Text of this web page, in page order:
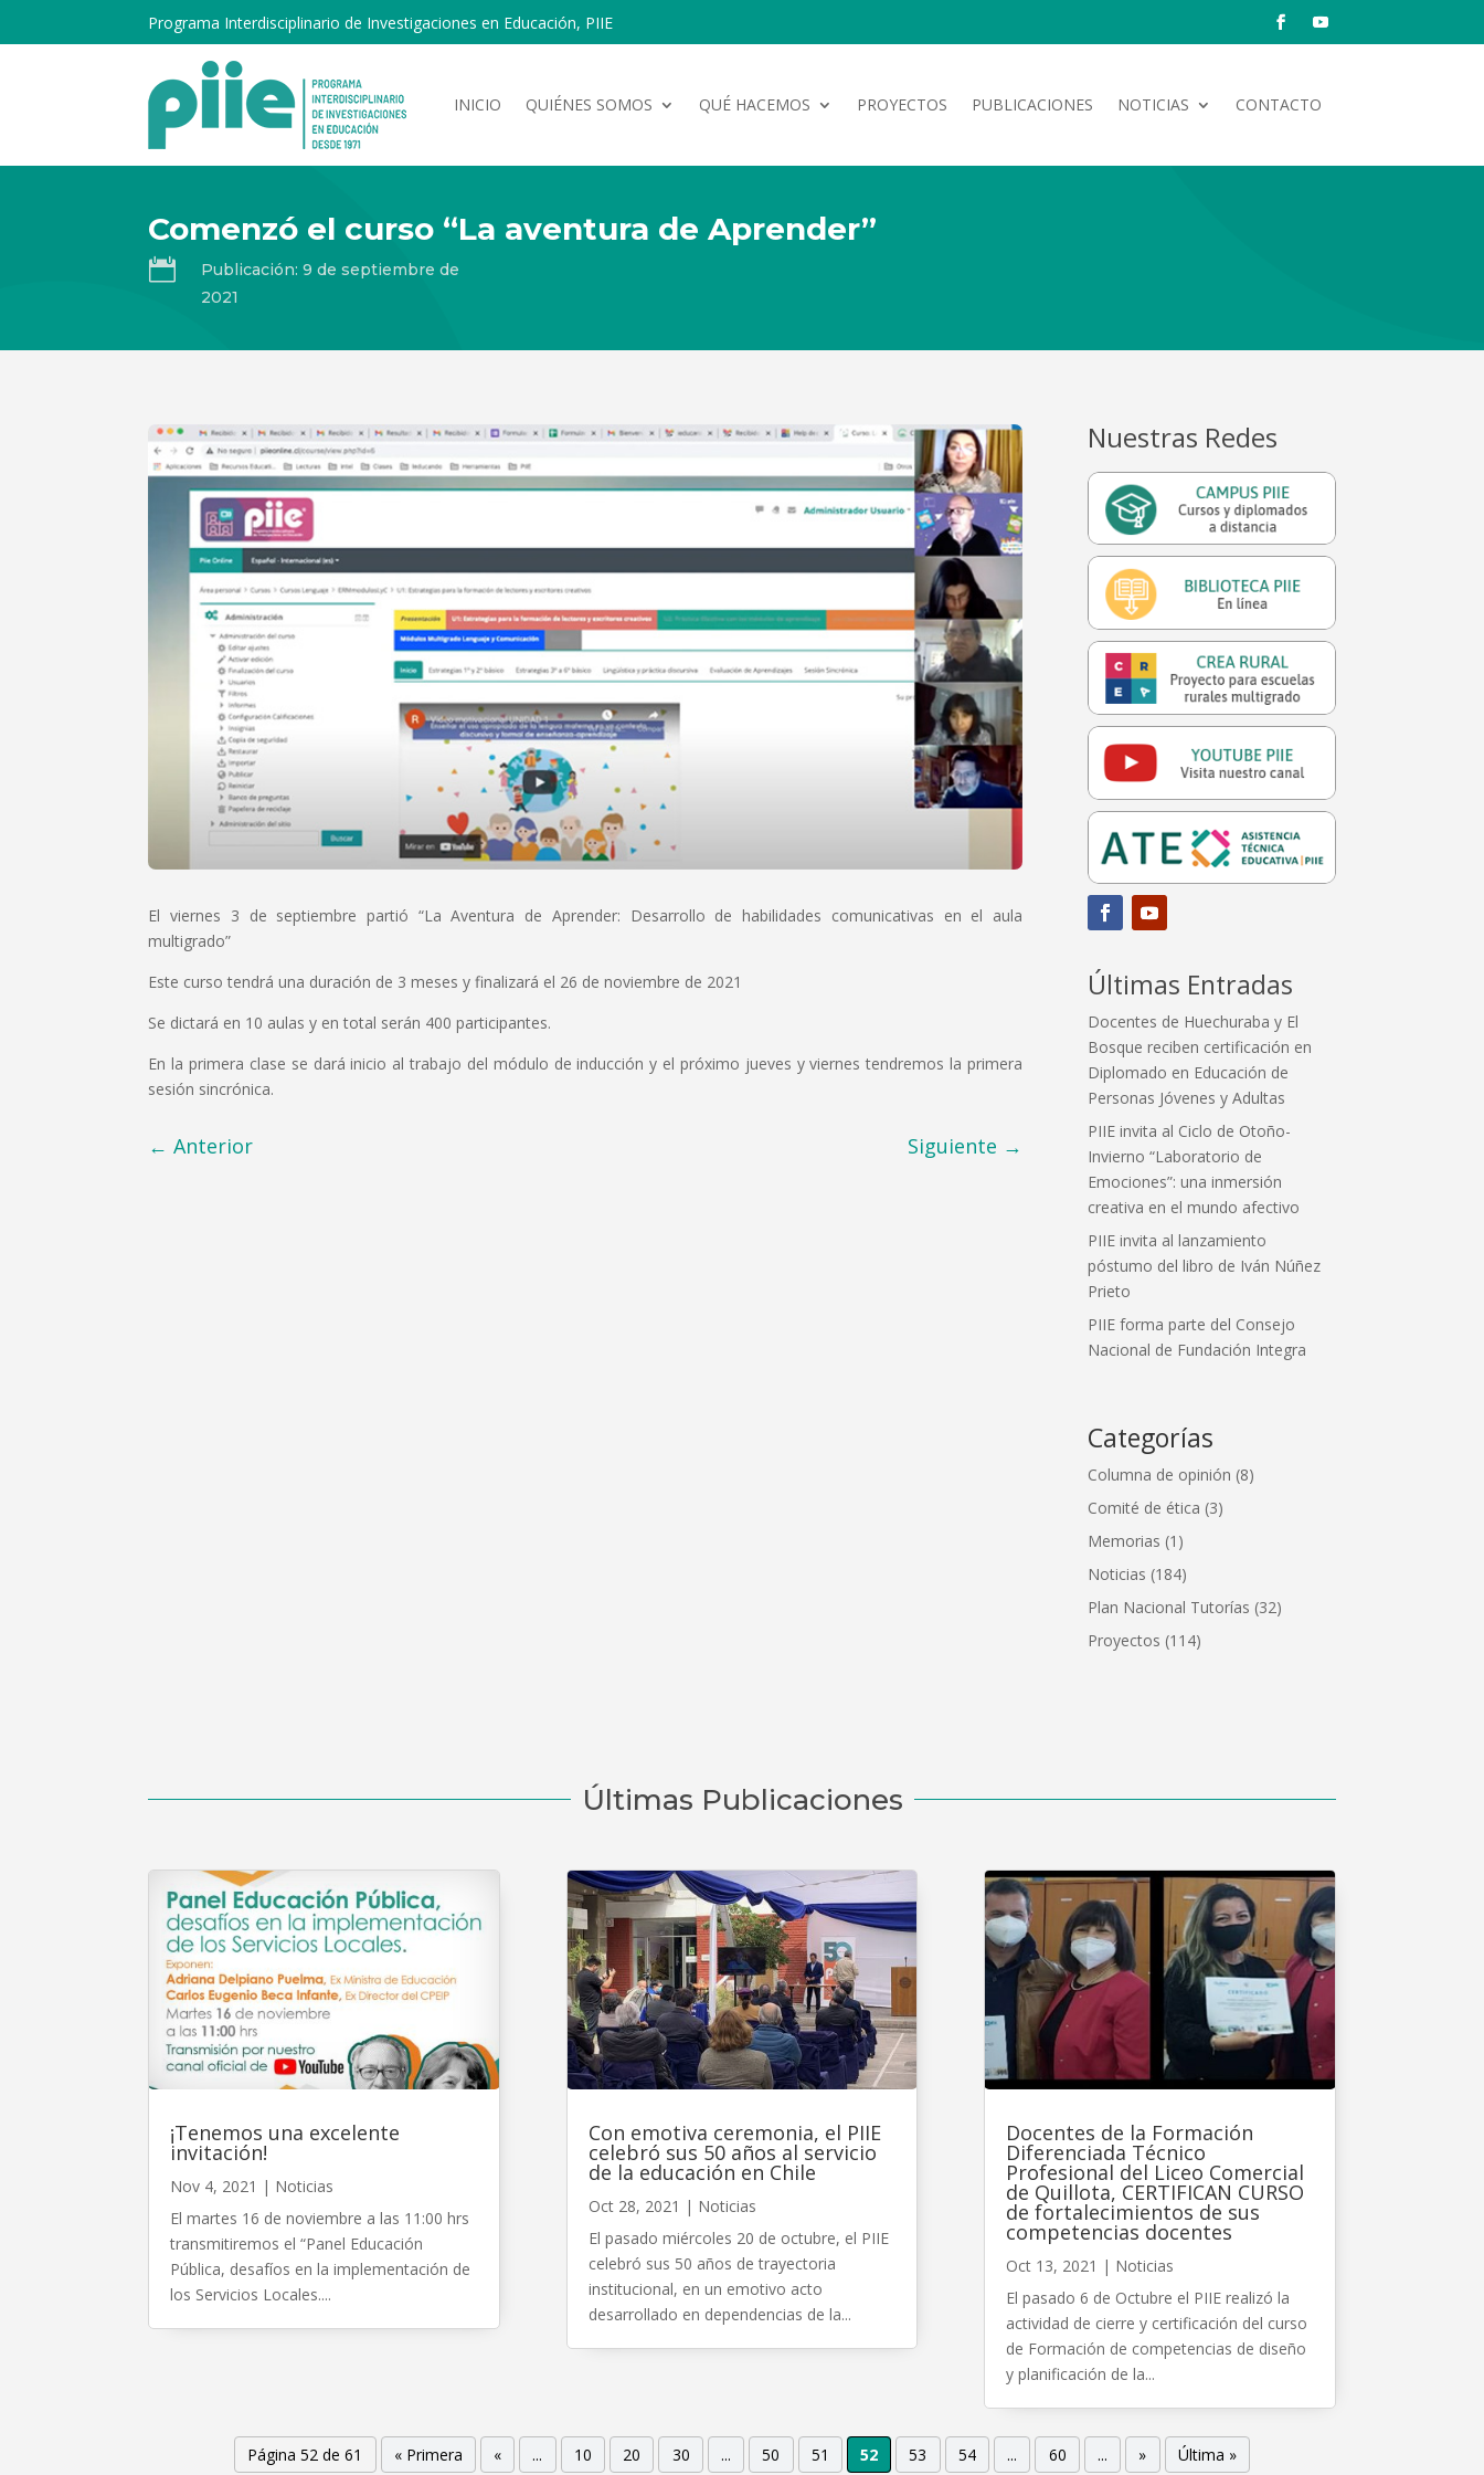
Programa Interdisciplinario de Investigaciones en Educación, PIIE
INICIO QUIÉNES SOMOS QUÉ HACEMOS PROYECTOS PUBLICACIONES NOTICIAS CONTACTO
Comenzó el curso “La aventura de Aprender”

Publicación: 9 de septiembre de
2021
El viernes 3 de septiembre partió “La Aventura de Aprender: Desarrollo de habilidades comunicativas en el aula
multigrado”
Este curso tendrá una duración de 3 meses y finalizará el 26 de noviembre de 2021
Se dictará en 10 aulas y en total serán 400 participantes.
En la primera clase se dará inicio al trabajo del módulo de inducción y el próximo jueves y viernes tendremos la primera
sesión sincrónica.
←Anterior Siguiente →
Nuestras Redes
Últimas Entradas
Docentes de Huechuraba y El
Bosque reciben certificación en
Diplomado en Educación de
Personas Jóvenes y Adultas
PIIE invita al Ciclo de Otoño-
Invierno “Laboratorio de
Emociones”: una inmersión
creativa en el mundo afectivo
PIIE invita al lanzamiento
póstumo del libro de Iván Núñez
Prieto
PIIE forma parte del Consejo
Nacional de Fundación Integra
Categorías
Columna de opinión (8)
Comité de ética (3)
Memorias (1)
Noticias (184)
Plan Nacional Tutorías (32)
Proyectos (114)
Últimas Publicaciones
¡Tenemos una excelente
invitación!
Nov 4, 2021 | Noticias
El martes 16 de noviembre a las 11:00 hrs
transmitiremos el “Panel Educación
Pública, desafíos en la implementación de
los Servicios Locales....
Con emotiva ceremonia, el PIIE
celebró sus 50 años al servicio
de la educación en Chile
Oct 28, 2021 | Noticias
El pasado miércoles 20 de octubre, el PIIE
celebró sus 50 años de trayectoria
institucional, en un emotivo acto
desarrollado en dependencias de la...
Docentes de la Formación
Diferenciada Técnico
Profesional del Liceo Comercial
de Quillota, CERTIFICAN CURSO
de fortalecimientos de sus
competencias docentes
Oct 13, 2021 | Noticias
El pasado 6 de Octubre el PIIE realizó la
actividad de cierre y certificación del curso
de Formación de competencias de diseño
y planificación de la...
Página 52 de 61 « Primera « ... 10 20 30 ... 50 51 52 53 54 ... 60 ... » Última »